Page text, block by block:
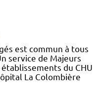
est commun à tous
service de Majeurs
du CHU
La Colombière